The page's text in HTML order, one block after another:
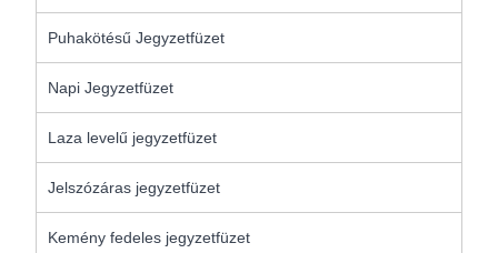
Puhakötésű Jegyzetfüzet
Napi Jegyzetfüzet
Laza levelű jegyzetfüzet
Jelszózáras jegyzetfüzet
Kemény fedeles jegyzetfüzet